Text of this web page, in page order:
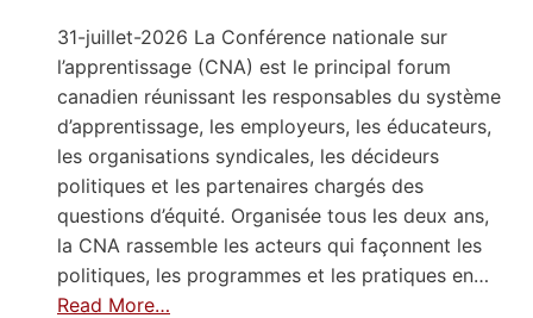
31-juillet-2026 La Conférence nationale sur
l’apprentissage (CNA) est le principal forum
canadien réunissant les responsables du système
d’apprentissage, les employeurs, les éducateurs,
les organisations syndicales, les décideurs
politiques et les partenaires chargés des
questions d’équité. Organisée tous les deux ans,
la CNA rassemble les acteurs qui façonnent les
politiques, les programmes et les pratiques en…
Read More…